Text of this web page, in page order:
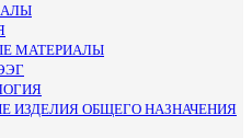
МАТЕРИАЛЫ
ИЗДЕЛИЯ ОБЩЕГО НАЗНАЧЕНИЯ